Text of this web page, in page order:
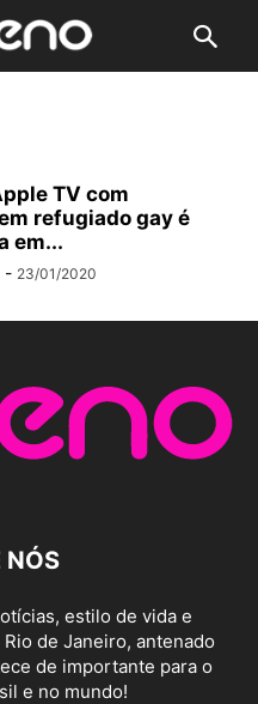
TV com
refugiado gay é
em...
- 23/01/2020
NÓS
estilo de vida e
de Janeiro, antenado
de importante para o
e no mundo!